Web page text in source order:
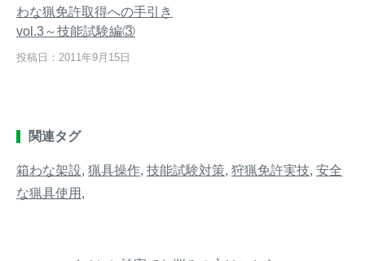
わな猟免許取得への手引き
vol.3～技能試験編③
投稿日：2011年9月15日
関連タグ
箱わな架設, 猟具操作, 技能試験対策, 狩猟免許実技, 安全
な猟具使用 ,